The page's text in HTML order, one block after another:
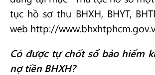
tục hồ sơ thu BHXH, BHYT,
web http://
Có được tự chốt sổ bảo hiểm
nợ tiền BHXH?